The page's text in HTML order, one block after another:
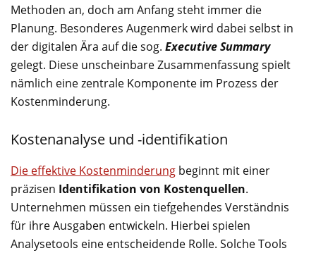
Methoden an, doch am Anfang steht immer die
Planung. Besonderes Augenmerk wird dabei selbst in
der digitalen Ära auf die sog. Executive Summary
gelegt. Diese unscheinbare Zusammenfassung spielt
nämlich eine zentrale Komponente im Prozess der
Kostenminderung.
Kostenanalyse und -identifikation
Die effektive Kostenminderung beginnt mit einer
präzisen Identifikation von Kostenquellen.
Unternehmen müssen ein tiefgehendes Verständnis
für ihre Ausgaben entwickeln. Hierbei spielen
Analysetools eine entscheidende Rolle. Solche Tools